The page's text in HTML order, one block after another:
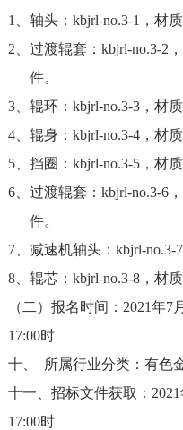
1、轴头： kbjrl-no.3-1 ，材质
2、过渡辊套： kbjrl-no.3-2
件。
3、辊环： kbjrl-no.3-3，材质
4、辊身： kbjrl-no.3-4，材质
5、挡圈： kbjrl-no.3-5，材质
6、过渡辊套： kbjrl-no.3-6
件。
7、减速机轴头： kbjrl-no.3-7
8、辊芯： kbjrl-no.3-8，材质
（二）报名时间：2021年7月
17:00时
十、
所属行业分类：有色
十一、招标文件获取： 2021
17:00时